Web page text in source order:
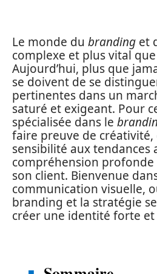
Le monde du branding et
complexe et plus vital
Aujourd’hui, plus que
se doivent de se
pertinentes dans un
saturé et exigeant. Pour
spécialisée dans le
faire preuve de
sensibilité aux tendances
compréhension profonde
son client. Bienvenue
communication visuelle,
branding et la stratégie
créer une identité forte et